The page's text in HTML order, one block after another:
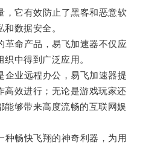
它有效防止了黑客和恶意软
数据安全。
命产品，易飞加速器不仅应
中得到广泛应用。
业远程办公，易飞加速器提
高效进行；无论是游戏玩家还
能够带来高度流畅的互联网娱
畅快飞翔的神奇利器，为用